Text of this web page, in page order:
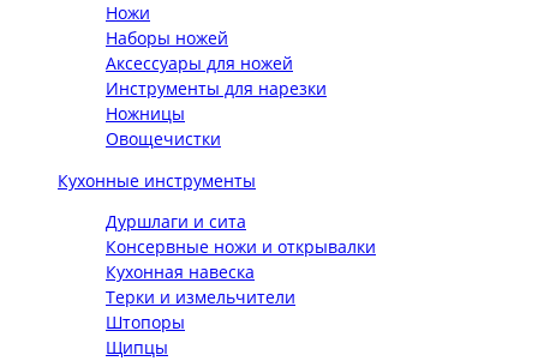
Ножи
Наборы ножей
Аксессуары для ножей
Инструменты для нарезки
Ножницы
Овощечистки
Кухонные инструменты
Дуршлаги и сита
Консервные ножи и открывалки
Кухонная навеска
Терки и измельчители
Штопоры
Щипцы